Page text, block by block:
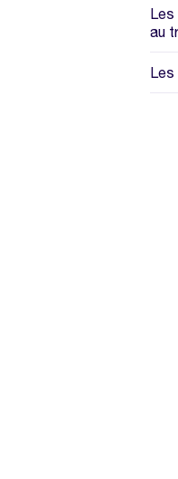
Les
au
Les